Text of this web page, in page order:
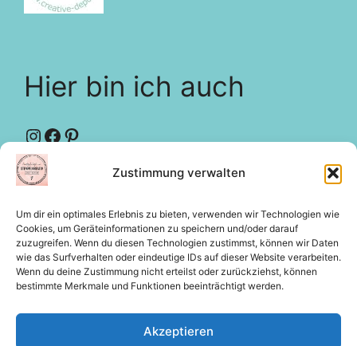
Zustimmung verwalten
Um dir ein optimales Erlebnis zu bieten, verwenden wir Technologien wie
Cookies, um Geräteinformationen zu speichern und/oder darauf
zuzugreifen. Wenn du diesen Technologien zustimmst, können wir Daten
wie das Surfverhalten oder eindeutige IDs auf dieser Website verarbeiten.
Wenn du deine Zustimmung nicht erteilst oder zurückziehst, können
bestimmte Merkmale und Funktionen beeinträchtigt werden.
Akzeptieren
Hier bin ich auch
Instagram
Facebook
Pinterest
Designteam creative-depot
Rechtliches
Impressum
Datenschutz